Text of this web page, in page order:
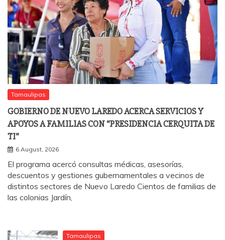
Tamaulipas
GOBIERNO DE NUEVO LAREDO ACERCA SERVICIOS Y
APOYOS A FAMILIAS CON “PRESIDENCIA CERQUITA DE
TI”
6 August, 2026
El programa acercó consultas médicas, asesorías,
descuentos y gestiones gubernamentales a vecinos de
distintos sectores de Nuevo Laredo Cientos de familias de
las colonias Jardín,
Tamaulipas